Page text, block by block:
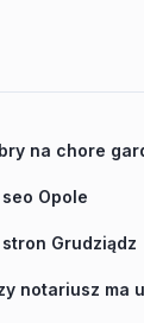
na chore
Opole
Grudziądz
notariusz ma